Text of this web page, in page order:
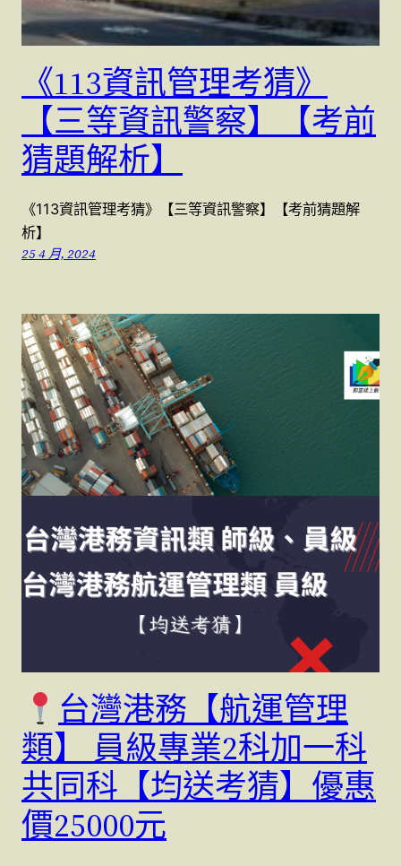
《113資訊管理考猜》
【三等資訊警察】【考前
猜題解析】
《113資訊管理考猜》【三等資訊警察】【考前猜題解
析】
25 4 月, 2024
台灣港務【航運管理
類】 員級專業2科加一科
共同科【均送考猜】優惠
價25000元